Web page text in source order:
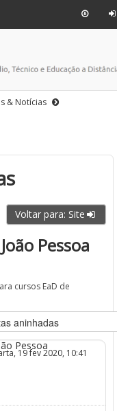
& Notícias
Voltar para: Site
Pessoa
cursos EaD de
Pessoa
19 fev 2020, 10:41